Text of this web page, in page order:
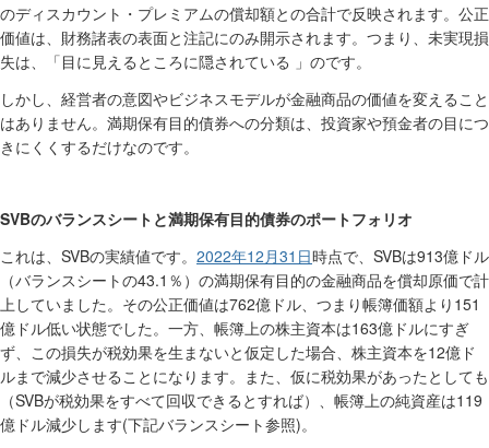
のディスカウント・プレミアムの償却額との合計で反映されます。公正
価値は、財務諸表の表面と注記にのみ開示されます。つまり、未実現損
失は、「目に見えるところに隠されている
」のです。
しかし、経営者の意図やビジネスモデルが金融商品の価値を変えること
はありません。満期保有目的債券への分類は、投資家や預金者の目につ
きにくくするだけなのです。
SVBのバランスシートと満期保有目的債券のポートフォリオ
これは、 SVBの実績値です。 2022年12 月31 日時点で、 SVBは913億ドル
（バランスシートの43.1 ％）の満期保有目的の金融商品を償却原価で計
上していました。その公正価値は762億ドル、つまり帳簿価額より 151
億ドル低い状態でした。一方、帳簿上の株主資本は163億ドルにすぎ
ず、この損失が税効果を生まないと仮定した場合、株主資本を12億ド
ルまで減少させることになります。また、仮に税効果があったとしても
（SVBが税効果をすべて回収できるとすれば）、帳簿上の純資産は119
億ドル減少します(下記バランスシート参照) 。